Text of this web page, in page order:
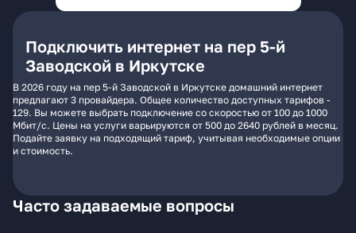
Подключить интернет на пер 5-й
Заводской в Иркутске
В 2026 году на пер 5-й Заводской в Иркутске домашний интернет
предлагают 3 провайдера. Общее количество доступных тарифов -
129. Вы можете выбрать подключение со скоростью от 100 до 1000
Мбит/с. Цены на услуги варьируются от 500 до 2640 рублей в месяц.
Подайте заявку на подходящий тариф, учитывая необходимые опции
и стоимость.
Часто задаваемые вопросы